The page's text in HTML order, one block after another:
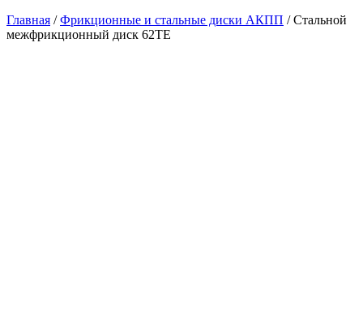
Главная /Фрикционные и стальные диски АКПП /Стальной
межфрикционный диск 62TE